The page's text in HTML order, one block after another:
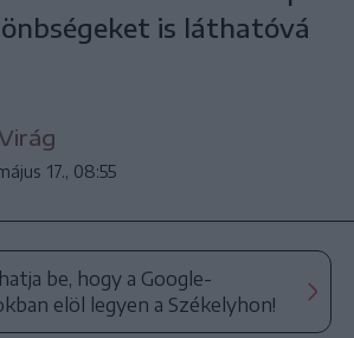
is láthatóvá
17., 08:55
be, hogy a Google-
elöl legyen a Székelyhon!